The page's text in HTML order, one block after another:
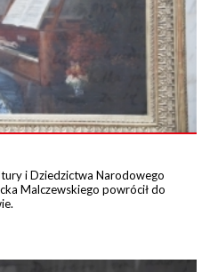
i Dziedzictwa Narodowego
Malczewskiego powrócił do